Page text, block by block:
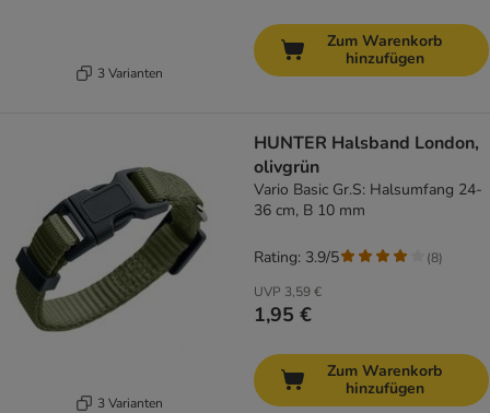
3 Varianten
Zum Warenkorb
hinzufügen
3 Varianten
HUNTER Halsband London,
olivgrün
Vario Basic Gr.S: Halsumfang 24-
36 cm, B 10 mm
UVP 3,59 €
1,95 €
Rating: 3.9/5 (8)
Zum Warenkorb
hinzufügen